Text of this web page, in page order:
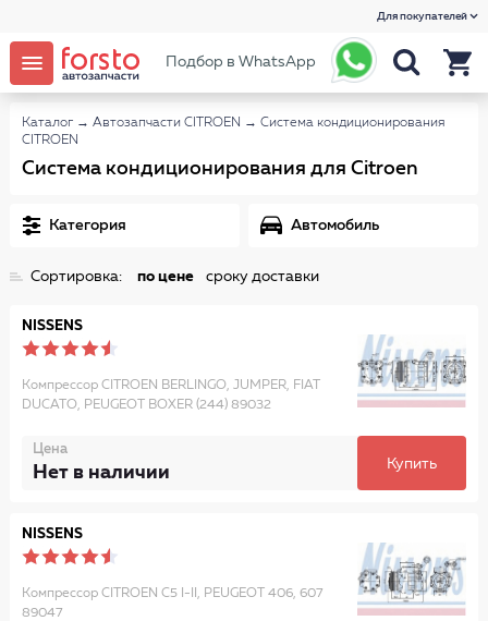
Для покупателей
Подбор в WhatsApp
Каталог → Автозапчасти CITROEN → Система кондиционирования
CITROEN
Система кондиционирования для Citroen
Категория Автомобиль
Сортировка: по цене сроку доставки
NISSENS
Компрессор CITROEN BERLINGO, JUMPER, FIAT
DUCATO, PEUGEOT BOXER (244) 89032
Цена
Нет в наличии Купить
NISSENS
Компрессор CITROEN C5 I-II, PEUGEOT 406, 607
89047